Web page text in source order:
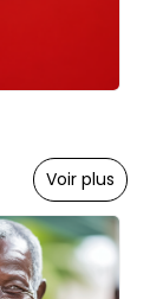
Voir plus